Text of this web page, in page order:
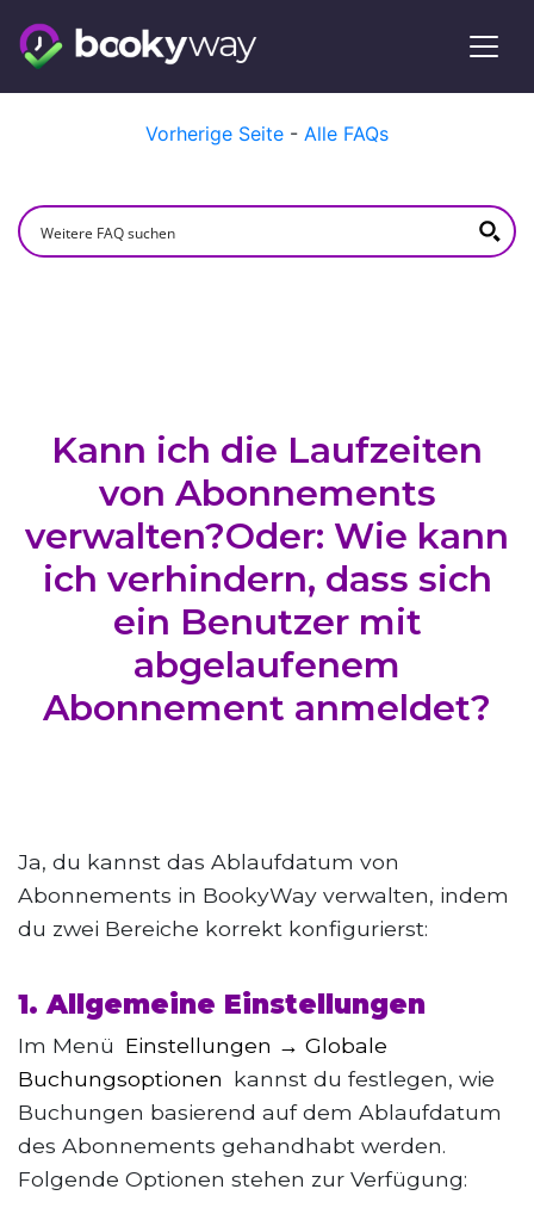
Vorherige Seite - Alle FAQs
Kann ich die Laufzeiten
von Abonnements
verwalten?Oder: Wie kann
ich verhindern, dass sich
ein Benutzer mit
abgelaufenem
Abonnement anmeldet?
Ja, du kannst das Ablaufdatum von
Abonnements in BookyWay verwalten, indem
du zwei Bereiche korrekt konfigurierst:
1. Allgemeine Einstellungen
Im Menü Einstellungen → Globale
Buchungsoptionen kannst du festlegen, wie
Buchungen basierend auf dem Ablaufdatum
des Abonnements gehandhabt werden.
Folgende Optionen stehen zur Verfügung: